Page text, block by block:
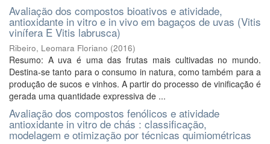
Avaliação dos compostos bioativos e atividade,
antioxidante in vitro e in vivo em bagaços de uvas (Vitis
vinífera E Vitis labrusca)
Ribeiro, Leomara Floriano (2016)
Resumo: A uva é uma das frutas mais cultivadas no mundo.
Destina-se tanto para o consumo in natura, como também para a
produção de sucos e vinhos. A partir do processo de vinificação é
gerada uma quantidade expressiva de ...
Avaliação dos compostos fenólicos e atividade
antioxidante in vitro de chás : classificação,
modelagem e otimização por técnicas quimiométricas